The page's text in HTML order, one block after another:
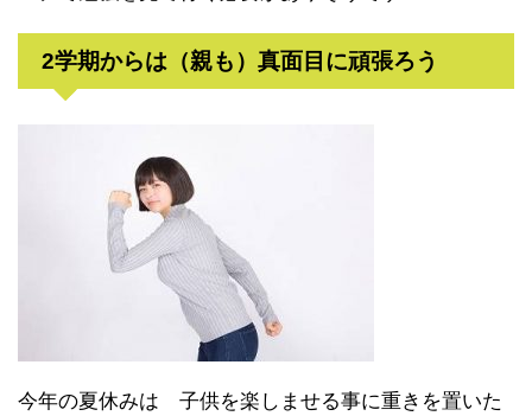
2学期からは（親も）真面目に頑張ろう
今年の夏休みは 子供を楽しませる事に重きを置いた